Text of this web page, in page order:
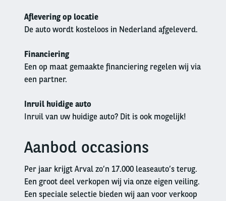
Aflevering op locatie
De auto wordt kosteloos in Nederland afgeleverd.
Financiering
Een op maat gemaakte financiering regelen wij via
een partner.
Inruil huidige auto
Inruil van uw huidige auto? Dit is ook mogelijk!
columnAanbod occasions
Per jaar krijgt Arval zo’n 17.000 leaseauto’s terug.
Een groot deel verkopen wij via onze eigen veiling.
Een speciale selectie bieden wij aan voor verkoop